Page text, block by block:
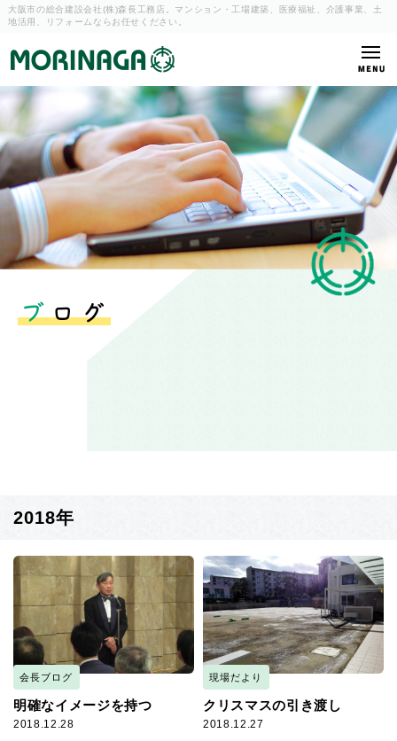
大阪市の総合建設会社(株)森長工務店。マンション・工場建築、
医療福祉、介護事業、土
地活用、リフォームならお任せください。
2018年
会長ブログ
明確なイメージを持つ
2018.12.28
現場だより
クリスマスの引き渡し
2018.12.27